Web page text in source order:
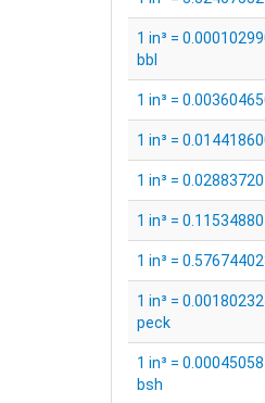
1 in³ =
bbl
1 in³ =
1 in³ =
1 in³ =
1 in³ =
1 in³ =
1 in³ =
peck
1 in³ =
bsh